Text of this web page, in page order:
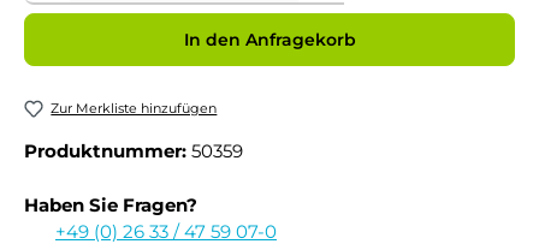
In den Anfragekorb
Zur Merkliste hinzufügen
Produktnummer: 50359
Haben Sie Fragen?
+49 (0) 26 33 / 47 59 07-0